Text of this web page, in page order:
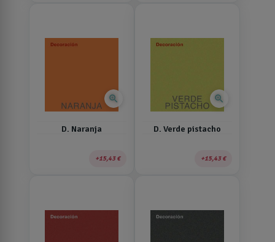
zoom_in
D. Naranja
15,43 €
zoom_in
D. Verde pistacho
15,43 €